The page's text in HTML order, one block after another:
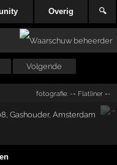
Overig 🔍
Volgende
fotografie: -= Flatliner =-